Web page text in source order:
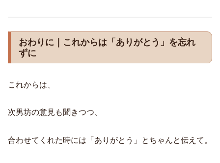
おわりに｜これからは「ありがとう」を忘れ
ずに
これからは、
次男坊の意見も聞きつつ、
合わせてくれた時には「ありがとう」とちゃんと伝えて。